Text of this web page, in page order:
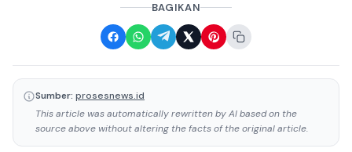
BAGIKAN
Sumber: prosesnews.id
This article was automatically rewritten by AI based on the
source above without altering the facts of the original article.